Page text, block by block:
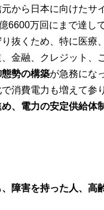
から日本に向けたサ
6600万回にまで達し
抜くため、特に医療
金融、クレジット、
勢の構築が急務にな
消費電力も増えて参
、電力の安定供給体
、障害を持った人、高